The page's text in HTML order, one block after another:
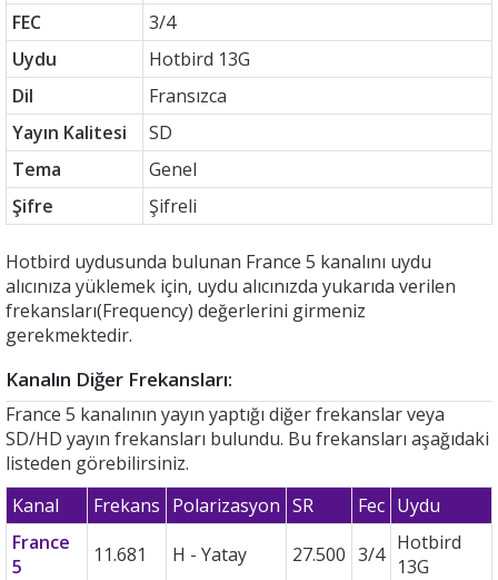
FEC
3/4
Uydu
Hotbird 13G
Dil
Fransızca
Yayın Kalitesi
SD
Tema
Genel
Şifre
Şifreli
Hotbird uydusunda bulunan France 5 kanalını uydu
alıcınıza yüklemek için, uydu alıcınızda yukarıda verilen
frekansları(Frequency) değerlerini girmeniz
gerekmektedir.
Kanalın Diğer Frekansları:
France 5 kanalının yayın yaptığı diğer frekanslar veya
SD/HD yayın frekansları bulundu. Bu frekansları aşağıdaki
listeden görebilirsiniz.
Kanal
Frekans Polarizasyon SR Fec Uydu
France
5
11.681 H - Yatay 27.500 3/4 Hotbird
13G